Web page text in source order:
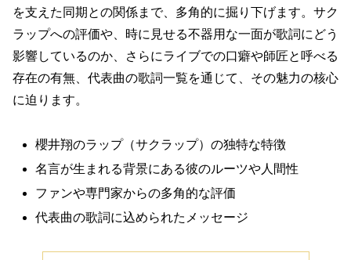
を支えた同期との関係まで、多角的に掘り下げます。サク
ラップへの評価や、時に見せる不器用な一面が歌詞にどう
影響しているのか、さらにライブでの口癖や師匠と呼べる
存在の有無、代表曲の歌詞一覧を通じて、その魅力の核心
に迫ります。
櫻井翔のラップ（サクラップ）の独特な特徴
名言が生まれる背景にある彼のルーツや人間性
ファンや専門家からの多角的な評価
代表曲の歌詞に込められたメッセージ